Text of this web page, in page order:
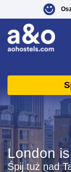
London
Śpij tuż nad